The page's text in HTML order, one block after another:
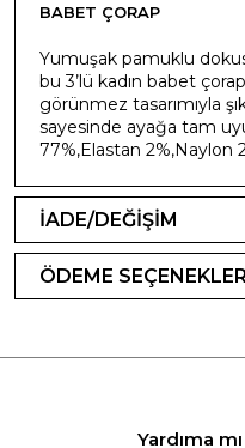
BABET ÇORAP
Yumuşak pamuklu
bu 3’lü kadın babet
görünmez tasarımıyla
sayesinde ayağa tam
77%,Elastan 2%,Naylon
İADE/DEĞİŞİM
ÖDEME
Yardıma